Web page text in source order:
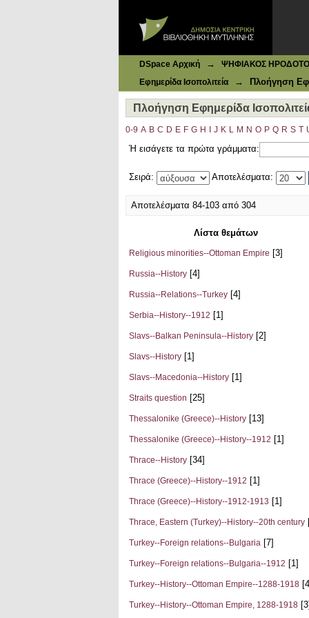
DSpace Αρχική → ΨΗΦΙΑΚΟΣ ΗΡΟΔΟΤΟΣ:
Εφημερίδα Ισοπολιτεία → Πλοήγηση
Πλοήγηση Εφημερίδα
0-9 A B C D E F G H J K L M N O P Q R S T
Ή εισάγετε τα πρώτα γράμματα:
Σειρά: Αποτελέσματα:
Αποτελέσματα 84-103 από 304
Λίστα θεμάτων
Religious minorities--Ottoman Empire [3]
Russia--History [4]
Russia--Relations--Turkey [4]
Serbia--History--1912 [1]
Slavs--Balkan Peninsula--History [2]
Slavs--History [1]
Slavs--Macedonia--History [1]
Straits question [25]
Thessalonike (Greece)--History [13]
Thessalonike (Greece)--History--1912 [1]
Thrace--History [34]
Thrace (Greece)--History--1912 [1]
Thrace (Greece)--History--1912-1913 [1]
Thrace, Eastern (Turkey)--History--20th century
Turkey--Foreign relations--Bulgaria [7]
Turkey--Foreign relations--Bulgaria--1912 [1]
Turkey--History--Ottoman Empire--1288-1918
Turkey--History--Ottoman Empire, 1288-1918 [3]